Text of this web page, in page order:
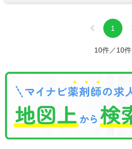
1
10件／10件